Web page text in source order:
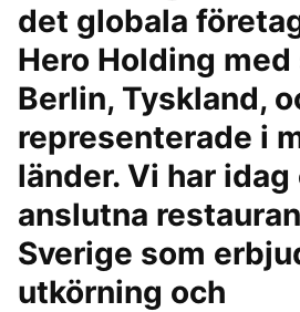
det globala
Hero Holding med
Berlin, Tyskland,
representerade i
länder. Vi har
anslutna
Sverige som
utkörning och